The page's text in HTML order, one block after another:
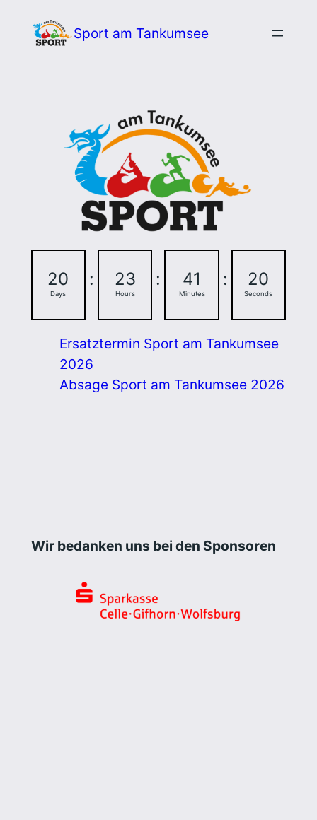
Inhalt
Sport am Tankumsee
20
Days
: 23
Hours
: 41
Minutes
: 19
Seconds
Ersatztermin Sport am Tankumsee
2026
Absage Sport am Tankumsee 2026
Wir bedanken uns bei den Sponsoren